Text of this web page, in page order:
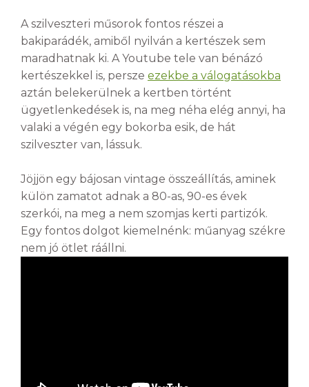
A szilveszteri műsorok fontos részei a
bakiparádék, amiből nyilván a kertészek sem
maradhatnak ki. A Youtube tele van bénázó
kertészekkel is, persze ezekbe a válogatásokba
aztán belekerülnek a kertben történt
ügyetlenkedések is, na meg néha elég annyi, ha
valaki a végén egy bokorba esik, de hát
szilveszter van, lássuk.
Jöjjön egy bájosan vintage összeállítás, aminek
külön zamatot adnak a 80-as, 90-es évek
szerkói, na meg a nem szomjas kerti partizók.
Egy fontos dolgot kiemelnénk: műanyag székre
nem jó ötlet ráállni.